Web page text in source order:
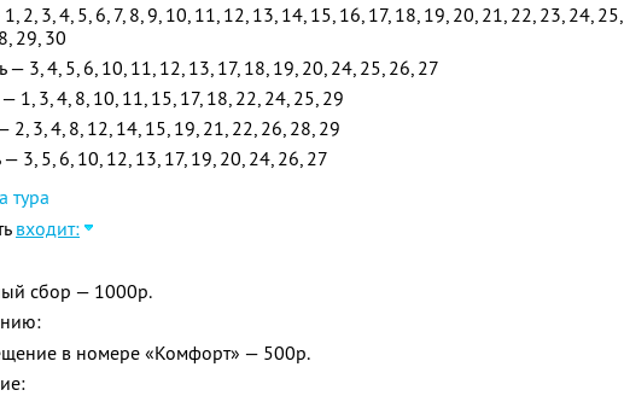
1, 2, 3, 4, 5, 6, 7, 8, 9, 10, 11, 12, 13, 14, 15, 16, 17, 18, 19, 20, 21, 22, 23, 24, 25,
29, 30
— 3, 4, 5, 6, 10, 11, 12, 13, 17, 18, 19, 20, 24, 25, 26, 27
1, 3, 4, 8, 10, 11, 15, 17, 18, 22, 24, 25, 29
2, 3, 4, 8, 12, 14, 15, 19, 21, 22, 26, 28, 29
3, 5, 6, 10, 12, 13, 17, 19, 20, 24, 26, 27
тура
входит:
сбор — 1000р.
в номере «Комфорт» — 500р.